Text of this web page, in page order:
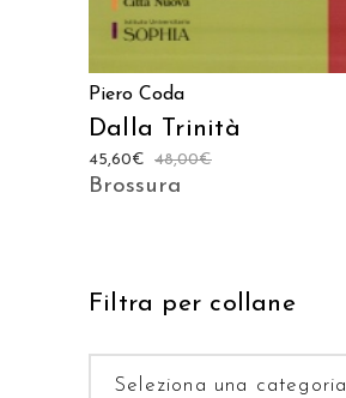
Piero Coda
Dalla Trinità
48,00€
45,60€
Brossura
Filtra per collane
Seleziona una categoria